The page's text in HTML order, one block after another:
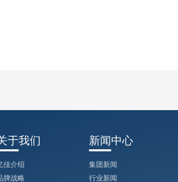
于我们
佳介绍
牌战略
新闻中心
集团新闻
行业新闻